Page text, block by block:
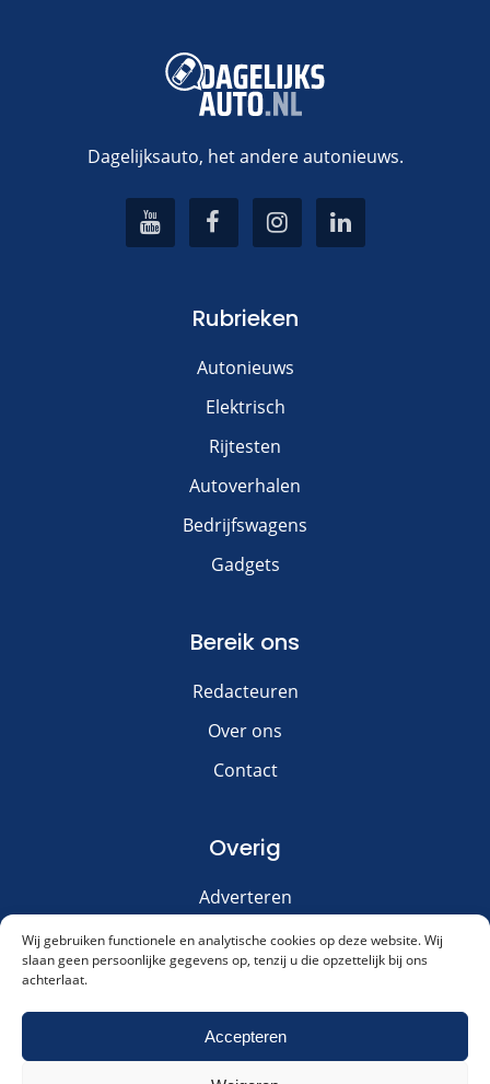
Wij gebruiken functionele en analytische cookies op deze website. Wij
slaan geen persoonlijke gegevens op, tenzij u die opzettelijk bij ons
achterlaat.
Accepteren
Dagelijksauto, het andere autonieuws.
Rubrieken
Autonieuws
Elektrisch
Rijtesten
Autoverhalen
Bedrijfswagens
Gadgets
Bereik ons
Redacteuren
Over ons
Contact
Overig
Adverteren
Disclaimer
Privacy & Cookies